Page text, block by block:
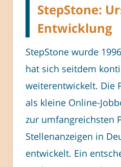
StepStone:
Entwicklung
StepStone wurde
hat sich seitdem
weiterentwickelt. Die
als kleine Online-
zur umfangreichsten
Stellenanzeigen in
entwickelt. Ein